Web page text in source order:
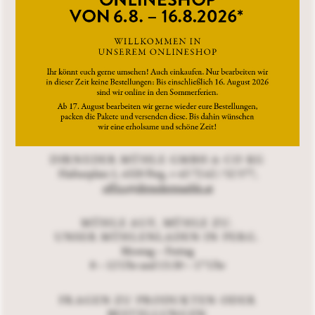
WIDERRUFSBELEHRUNG
VERTRAG WIDERRUFEN
AGB
IMPRESSUM & DATENSCHUTZ
DIRNEDER MÜHLE GMBH & CO KG
Hafnerplatz 1, 4320 Perg,
+ 43 72 62
office@dirnedermuehle.at
MÜHLE AUF, MÜHLE ZU.
UNSER MÜHLENLADEN IN PERG.
Montag – Freitag
8 – 12 Uhr und 13:30 – 17 Uhr
FRAGEN ZU PRODUKTEN ODER